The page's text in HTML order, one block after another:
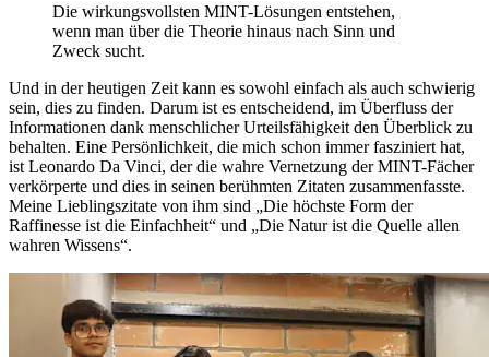
Die wirkungsvollsten MINT-Lösungen entstehen,
wenn man über die Theorie hinaus nach Sinn und
Zweck sucht.
Und in der heutigen Zeit kann es sowohl einfach als auch schwierig
sein, dies zu finden. Darum ist es entscheidend, im Überfluss der
Informationen dank menschlicher Urteilsfähigkeit den Überblick zu
behalten. Eine Persönlichkeit, die mich schon immer fasziniert hat,
ist Leonardo Da Vinci, der die wahre Vernetzung der MINT-Fächer
verkörperte und dies in seinen berühmten Zitaten zusammenfasste.
Meine Lieblingszitate von ihm sind „Die höchste Form der
Raffinesse ist die Einfachheit“ und „Die Natur ist die Quelle allen
wahren Wissens“.